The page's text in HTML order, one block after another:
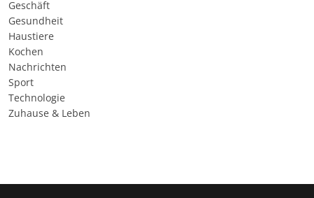
Geschäft
Gesundheit
Haustiere
Kochen
Nachrichten
Sport
Technologie
Zuhause & Leben